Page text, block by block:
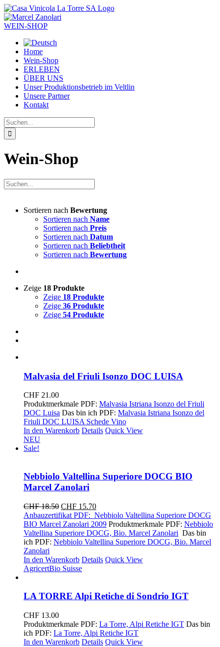
Zum
Inhalt
springen
WEIN-SHOP
Home
Wein-Shop
ERLEBEN
ÜBER UNS
Unser Produktionsbetrieb im Veltlin
Unsere Partner
Kontakt
Suche
nach:
Wein-Shop
Sortieren nach Bewertung
Sortieren nach Name
Sortieren nach Preis
Sortieren nach Datum
Sortieren nach Beliebtheit
Sortieren nach Bewertung
Zeige 18 Produkte
Zeige 18 Produkte
Zeige 36 Produkte
Zeige 54 Produkte
Malvasia del Friuli Isonzo DOC LUISA
CHF 21.00
Produktmerkmale PDF: Malvasia Istriana Isonzo del Friuli
DOC Luisa Das bin ich PDF: Malvasia Istriana Isonzo del
Friuli DOC LUISA Schede Vino
In den Warenkorb Details Quick View
NEU
Sale!
Nebbiolo Valtellina Superiore DOCG BIO
Marcel Zanolari
CHF18.50 Ursprünglicher
Preis
war:
CHF 18.50
CHF 15.70Aktueller
Preis
ist:
CHF 15.70.
Anbauzertifikat PDF: Nebbiolo Valtellina Superiore DOCG
BIO Marcel Zanolari 2009 Produktmerkmale PDF: Nebbiolo
Valtellina Superiore DOCG, Bio. Marcel Zanolari Das bin
ich PDF: Nebbiolo Valtellina Superiore DOCG, Bio. Marcel
Zanolari
In den Warenkorb Details Quick View
AgricertBio Suisse
LA TORRE Alpi Retiche di Sondrio IGT
CHF 13.00
Produktmerkmale PDF: La Torre, Alpi Retiche IGT Das bin
ich PDF: La Torre, Alpi Retiche IGT
In den Warenkorb Details Quick View